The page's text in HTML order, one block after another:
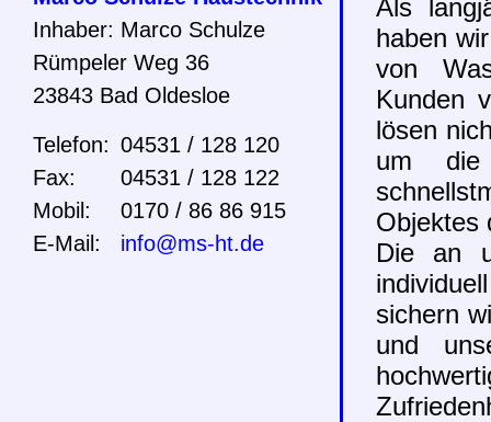
Inhaber: Marco Schulze
Rümpeler Weg 36
23843 Bad Oldesloe
Telefon: 04531 / 128 120
Fax:
04531 / 128 122
Mobil:
0170 / 86 86 915
E-Mail:
info@ms-ht.de
Als
haben
von
Kunden
lösen
um die
Objektes
Die an
sichern
und